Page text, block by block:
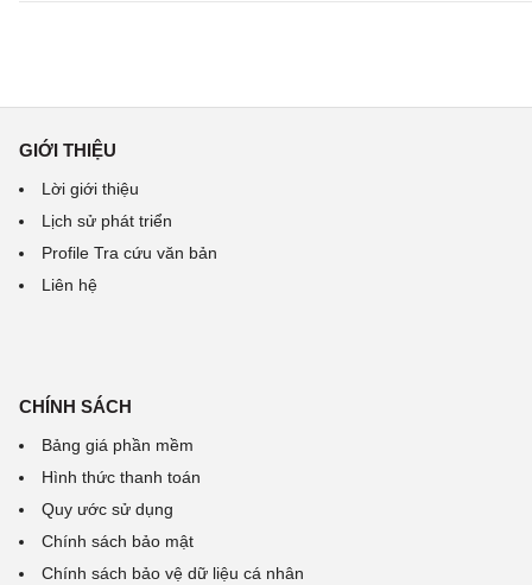
GIỚI THIỆU
Lời giới thiệu
Lịch sử phát triển
Profile Tra cứu văn bản
Liên hệ
CHÍNH SÁCH
Bảng giá phần mềm
Hình thức thanh toán
Quy ước sử dụng
Chính sách bảo mật
Chính sách bảo vệ dữ liệu cá nhân